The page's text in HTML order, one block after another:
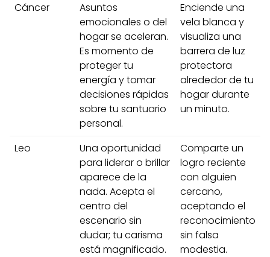
Cáncer
Asuntos
emocionales o del
hogar se aceleran.
Es momento de
proteger tu
energía y tomar
decisiones rápidas
sobre tu santuario
personal.
Enciende una
vela blanca y
visualiza una
barrera de luz
protectora
alrededor de tu
hogar durante
un minuto.
Leo
Una oportunidad
para liderar o brillar
aparece de la
nada. Acepta el
centro del
escenario sin
dudar; tu carisma
está magnificado.
Comparte un
logro reciente
con alguien
cercano,
aceptando el
reconocimiento
sin falsa
modestia.